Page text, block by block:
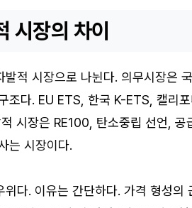
시장의 차이
적 시장으로 나뉜다. 의무시장은
조다. EU ETS, 한국 K-ETS, 캘리
시장은 RE100, 탄소중립 선언, 공
는 시장이다.
다. 이유는 간단하다. 가격 형성의